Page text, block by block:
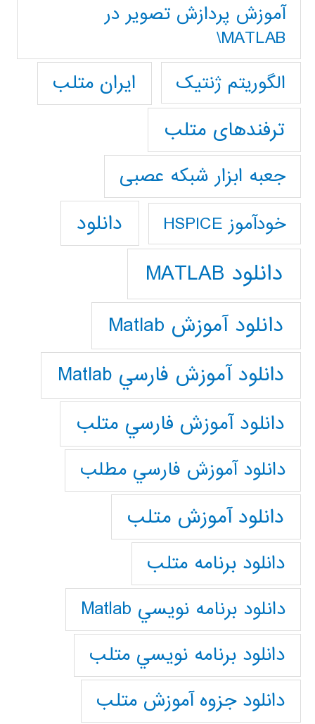
آموزش پردازش تصوير در
MATLAB\
الگوریتم ژنتیک
ایران متلب
ترفندهای متلب
جعبه ابزار شبکه عصبی
خودآموز HSPICE دانلود
دانلود MATLAB
دانلود آموزش Matlab
دانلود آموزش فارسي Matlab
دانلود آموزش فارسي متلب
دانلود آموزش فارسي مطلب
دانلود آموزش متلب
دانلود برنامه متلب
دانلود برنامه نويسي Matlab
دانلود برنامه نويسي متلب
دانلود جزوه آموزش متلب